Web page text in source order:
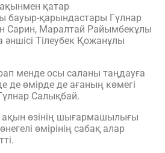
қатар
қарындастары Гүлнар
Сарин, Маралтай Райымбекұлы
Тілеубек Қожанұлы
менде осы саланы таңдауға
де өмірде де ағаның көмегі
Салықбай.
өзінің шығармашылығы
өмірінің сабақ алар